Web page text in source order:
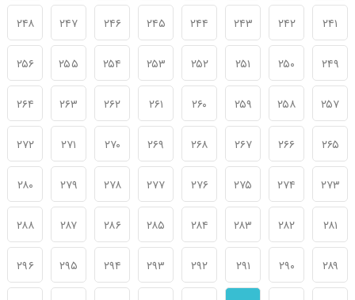
۲۴۱ ۲۴۲ ۲۴۳ ۲۴۴ ۲۴۵ ۲۴۶ ۲۴۷ ۲۴۸
۲۴۹ ۲۵۰ ۲۵۱ ۲۵۲ ۲۵۳ ۲۵۴ ۲۵۵ ۲۵۶
۲۵۷ ۲۵۸ ۲۵۹ ۲۶۰ ۲۶۱ ۲۶۲ ۲۶۳ ۲۶۴
۲۶۵ ۲۶۶ ۲۶۷ ۲۶۸ ۲۶۹ ۲۷۰ ۲۷۱ ۲۷۲
۲۷۳ ۲۷۴ ۲۷۵ ۲۷۶ ۲۷۷ ۲۷۸ ۲۷۹ ۲۸۰
۲۸۱ ۲۸۲ ۲۸۳ ۲۸۴ ۲۸۵ ۲۸۶ ۲۸۷ ۲۸۸
۲۸۹ ۲۹۰ ۲۹۱ ۲۹۲ ۲۹۳ ۲۹۴ ۲۹۵ ۲۹۶